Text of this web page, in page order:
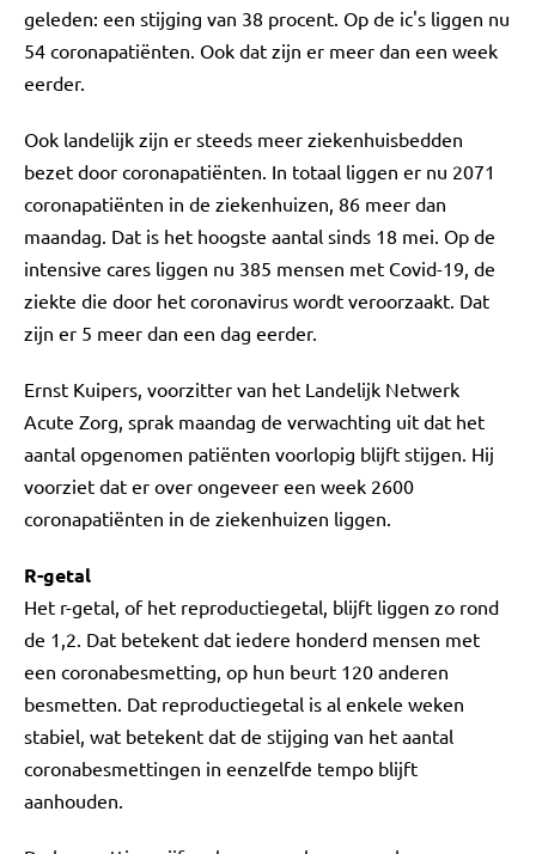
geleden: een stijging van 38 procent. Op de ic's liggen nu
54 coronapatiënten. Ook dat zijn er meer dan een week
eerder.
Ook landelijk zijn er steeds meer ziekenhuisbedden
bezet door coronapatiënten. In totaal liggen er nu 2071
coronapatiënten in de ziekenhuizen, 86 meer dan
maandag. Dat is het hoogste aantal sinds 18 mei. Op de
intensive cares liggen nu 385 mensen met Covid-19, de
ziekte die door het coronavirus wordt veroorzaakt. Dat
zijn er 5 meer dan een dag eerder.
Ernst Kuipers, voorzitter van het Landelijk Netwerk
Acute Zorg, sprak maandag de verwachting uit dat het
aantal opgenomen patiënten voorlopig blijft stijgen. Hij
voorziet dat er over ongeveer een week 2600
coronapatiënten in de ziekenhuizen liggen.
R-getal
Het r-getal, of het reproductiegetal, blijft liggen zo rond
de 1,2. Dat betekent dat iedere honderd mensen met
een coronabesmetting, op hun beurt 120 anderen
besmetten. Dat reproductiegetal is al enkele weken
stabiel, wat betekent dat de stijging van het aantal
coronabesmettingen in eenzelfde tempo blijft
aanhouden.